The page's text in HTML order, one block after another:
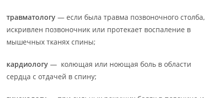
травматологу — если была травма позвоночного столба,
искривлен позвоночник или протекает воспаление в
мышечных тканях спины;
кардиологу — колющая или ноющая боль в области
сердца с отдачей в спину;